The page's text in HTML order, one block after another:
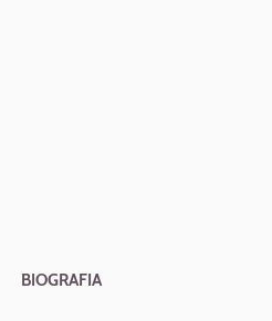
BIOGRAFIA